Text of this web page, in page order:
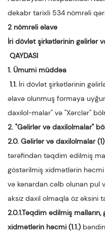
dekabr tarixli 534 nömrəli
2 nömrəli əlavə
İri dövlət şirkətlərinin gəlirlər
QAYDASI
1. Ümumi müddəa
1.1. İri dövlət şirkətlərinin
əlavə olunmuş formaya
daxilol-malar" və "Xərclər"
2. "Gəlirlər və daxilolmalar"
2.0. Gəlirlər və daxilolmalar (1)
tərəfindən təqdim edilmiş
göstərilmiş xidmətlərin
və kənardan cəlb olunan pul
aksiz daxil olmaqla öz əksini
2.0.1.Təqdim edilmiş
xidmətlərin həcmi (1.1.)